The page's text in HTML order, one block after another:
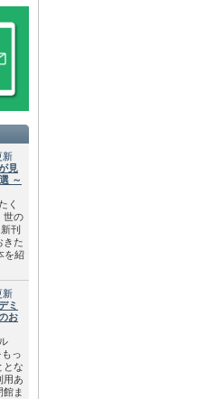
新
見
～
く
世の
刊
きた
を紹
新
ミ
お
っ
とな
用あ
館ま